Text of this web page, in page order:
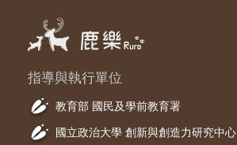
指導與執行單位
教育部 國民及學前教育署
國立政治大學 創新與創造力研究中心